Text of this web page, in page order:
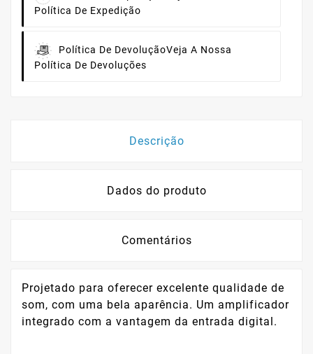
Política De Expedição
Política De DevoluçãoVeja A Nossa
Política De Devoluções
Descrição
Dados do produto
Comentários
Projetado para oferecer excelente qualidade de
som, com uma bela aparência. Um amplificador
integrado com a vantagem da entrada digital.